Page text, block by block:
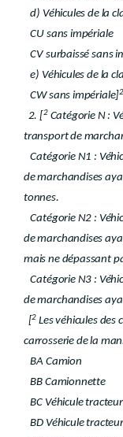
d) Véhicules de la
CU sans impériale
CV surbaissé sans
e) Véhicules de la
CW sans impériale]2
2. [2 Catégorie N :
transport de
Catégorie N1 :
de marchandises
tonnes.
Catégorie N2 :
de marchandises
mais ne dépassant
Catégorie N3 :
de marchandises
[2 Les véhicules des
carrosserie de la
BA Camion
BB Camionnette
BC Véhicule
BD Véhicule